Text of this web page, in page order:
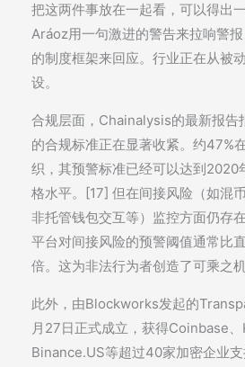
把这两件事放在一起看，可以得出
Aráoz用一句激进的警告来拉响警
的制度框架来回应。行业正在从被
设。
合规层面，Chainalysis的最新报告
的合规标准正在显著收紧。约47%
织，其预警标准已经可以达到2020
格水平。[17] 但在间接风险（如混
非托管钱包交互等）监控方面仍存
平台对间接风险的预警阈值通常比
倍。这为非法行为者创造了可乘之机
此外，由Blockworks发起的
月27日正式成立，获得Coinbase、
Binance.US等超过40家加密企业